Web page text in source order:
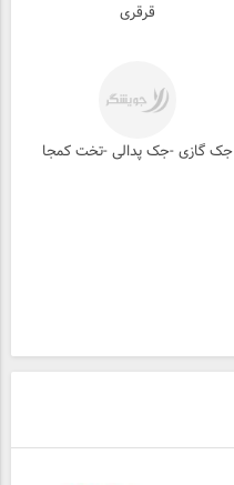
قرقری
جک گازی -جک پدالی -تخت کمجا